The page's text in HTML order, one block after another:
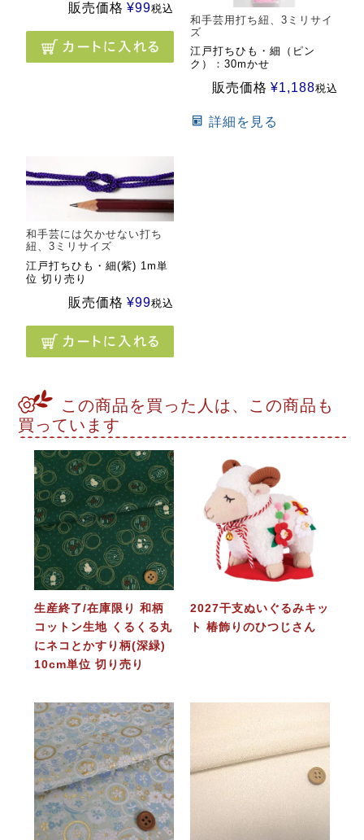
販売価格 ¥99税込
和手芸用打ち紐、3ミリサイ
ズ
江戸打ちひも・細（ピン
ク）：30mかせ
販売価格 ¥1,188税込
詳細を見る
和手芸には欠かせない打ち
紐、3ミリサイズ
江戸打ちひも・細(紫) 1m単
位 切り売り
販売価格 ¥99税込
この商品を買った人は、この商品も
買っています
生産終了/在庫限り 和柄
コットン生地 くるくる丸
にネコとかすり柄(深緑)
10cm単位 切り売り
2027干支ぬいぐるみキッ
ト 椿飾りのひつじさん